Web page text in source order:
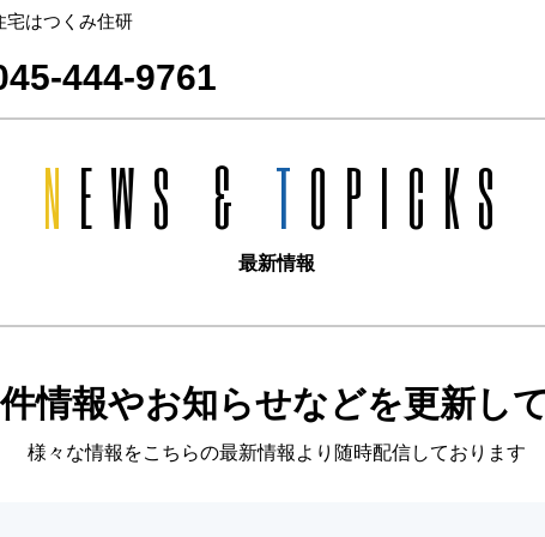
宅はつくみ住研
444-9761
N EWS & T OPICKS
最新情報
情報やお知らせなどを更新し
様々な情報をこちらの最新情報より随時配信しております